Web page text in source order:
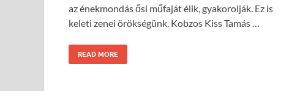
az énekmondás ősi műfaját élik, gyakorolják. Ez is
keleti zenei örökségünk. Kobzos Kiss Tamás …
READ MORE